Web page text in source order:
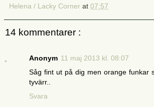
Helena / Lacky Corner at 07:57
14 kommentarer :
Anonym 11 maj 2013 kl. 08:07
Såg fint ut på dig men orange funkar
tyvärr..
Svara